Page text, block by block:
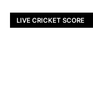
LIVE CRICKET SCORE